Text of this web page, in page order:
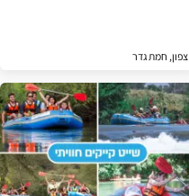
צפון, חמת גדר